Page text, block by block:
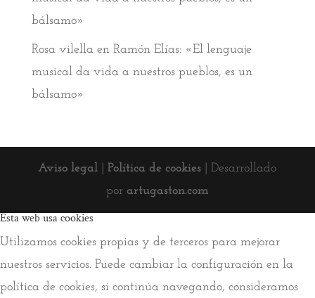
bálsamo»
Rosa vilella en Ramón Elías: «El lenguaje
musical da vida a nuestros pueblos, es un
bálsamo»
Aviso legal |Política de cookies | Desarrollado
por artugaston.com
Esta web usa cookies
Utilizamos cookies propias y de terceros para mejorar
nuestros servicios. Puede cambiar la configuración en la
política de cookies, si continúa navegando, consideramos